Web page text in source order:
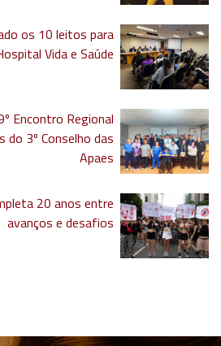
os 10 leitos para
Vida e Saúde
Encontro Regional
3º Conselho das
Apaes
20 anos entre
avanços e desafios